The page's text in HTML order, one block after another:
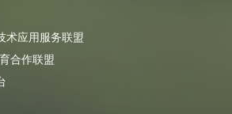
术应用服务联盟
合作联盟